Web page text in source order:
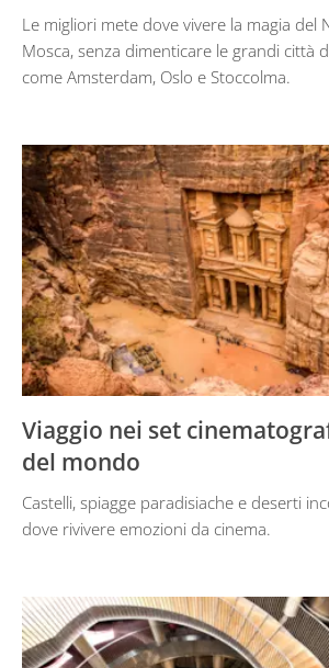
Le migliori mete dove vivere la magia del
Mosca, senza dimenticare le grandi città
come Amsterdam, Oslo e Stoccolma.
Viaggio nei set
del mondo
Castelli, spiagge paradisiache e deserti
dove rivivere emozioni da cinema.